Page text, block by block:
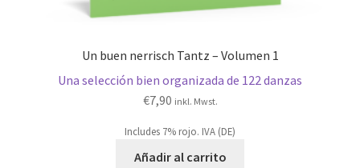
Un buen nerrisch Tantz – Volumen 1
Una selección bien organizada de 122 danzas
€7,90 inkl. Mwst.
Includes 7% rojo. IVA (DE)
Añadir al carrito